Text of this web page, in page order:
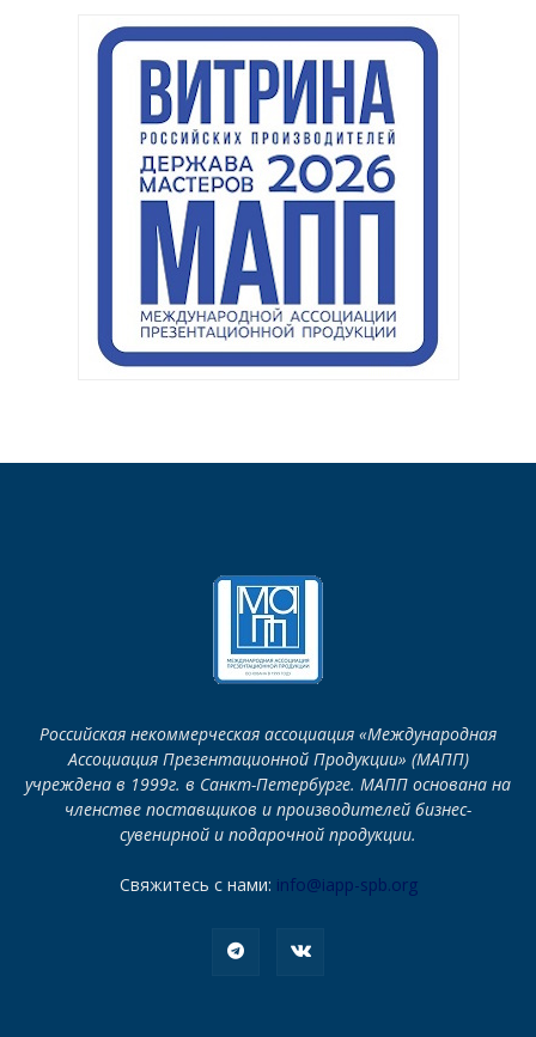
Российская некоммерческая ассоциация «Международная
Ассоциация Презентационной Продукции» (МАПП)
учреждена в 1999г. в Санкт-Петербурге. МАПП основана на
членстве поставщиков и производителей бизнес-
сувенирной и подарочной продукции.
Свяжитесь с нами: info@iapp-spb.org